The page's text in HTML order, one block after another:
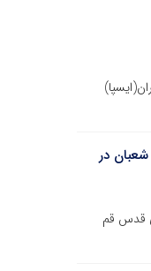
ایران(ایسپا)
در
قدس قم